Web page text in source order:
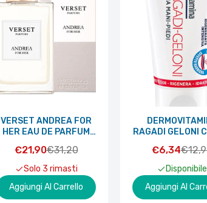
VERSET ANDREA FOR
HER EAU DE PARFUM
€21,90€31,20
Solo 3 rimasti
Aggiungi Al Carrello
RAGADI GELONI
€6,34
Disponibile
Aggiungi Al